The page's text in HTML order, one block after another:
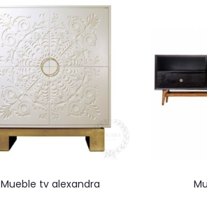
mueble tv alexandra